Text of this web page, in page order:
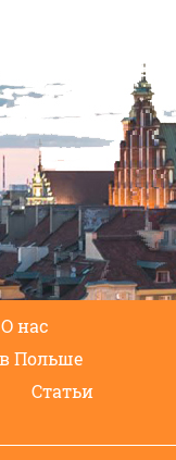
О нас
Польше
Статьи